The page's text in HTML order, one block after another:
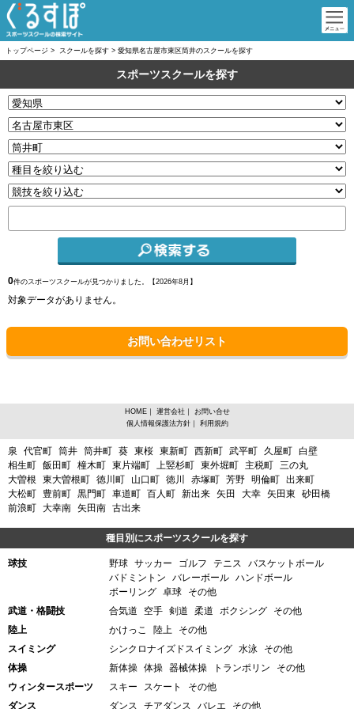
トップページ > スクールを探す > 愛知県名古屋市東区筒井のスクールを探す
スポーツスクールを探す
0件のスポーツスクールが見つかりました。【2026年8月】
対象データがありません。
お問い合わせリスト
愛知県名古屋市東区筒井からスポーツスクールを探す
泉 代官町 筒井 筒井町 葵 東桜 東新町 西新町 武平町 久屋町 白壁
相生町 飯田町 橦木町 東片端町 上竪杉町 東外堀町 主税町 三の丸
大曽根
東大曽根町 徳川町 山口町 徳川 赤塚町 芳野 明倫町 出来町
大松町
豊前町 黒門町 車道町 百人町 新出来 矢田 大幸 矢田東
砂田橋
前浪町 大幸南 矢田南 古出来
種目別にスポーツスクールを探す
球技 野球 サッカー ゴルフ テニス
バスケットボール
バドミントン
バレーボール ハンドボール
ボーリング 卓球
その他
武道・格闘技
合気道 空手 剣道 柔道 ボクシング
その他
陸上
かけっこ 陸上
その他
スイミング
シンクロナイズドスイミング 水泳
その他
体操
新体操 体操 器械体操 トランポリン
その他
ウィンタースポーツ
スキー スケート
その他
ダンス
ダンス チアダンス バレエ その他
HOME｜ 運営会社 ｜
お問い合せ
個人情報保護法方針｜ 利用規約